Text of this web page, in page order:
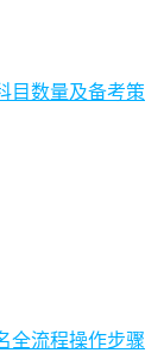
目数量及备考策
全流程操作步骤